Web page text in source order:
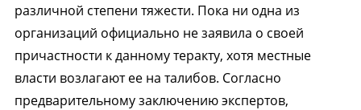
различной степени тяжести. Пока ни одна из
организаций официально не заявила о своей
причастности к данному теракту, хотя местные
власти возлагают ее на талибов. Согласно
предварительному заключению экспертов,